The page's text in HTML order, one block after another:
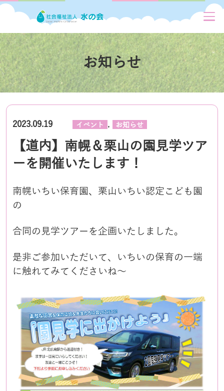
お知らせ
2023.09.19 イベント , お知らせ
【道内】南幌＆栗山の園見学ツア
ーを開催いたします！
南幌いちい保育園、栗山いちい認定こども園
の
合同の見学ツアーを企画いたしました。
是非ご参加いただいて、いちいの保育の一端
に触れてみてくださいね～